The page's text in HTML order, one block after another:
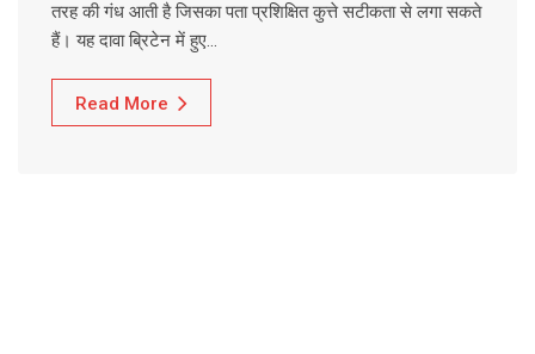
तरह की गंध आती है जिसका पता प्रशिक्षित कुत्ते सटीकता से लगा सकते
हैं। यह दावा ब्रिटेन में हुए…
Read More